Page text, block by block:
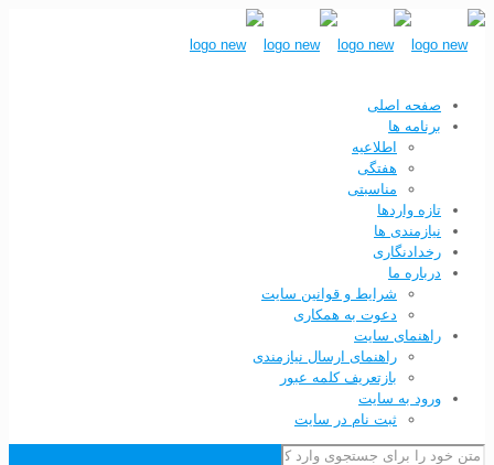
صفحه اصلی
برنامه ها
اطلاعیه
هفتگی
مناسبتی
تازه واردها
نیازمندی ها
رخدادنگاری
درباره ما
شرایط و قوانین سایت
دعوت به همکاری
راهنمای سایت
راهنمای ارسال نیازمندی
بازتعریف کلمه عبور
ورود به سایت
ثبت نام در سایت